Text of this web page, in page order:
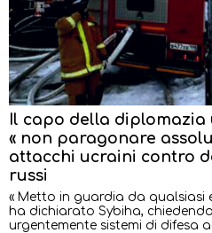
Il capo della
« non paragonare
attacchi ucraini contro
russi
« Metto in guardia da qualsiasi
ha dichiarato Sybiha,
urgentemente sistemi di difesa